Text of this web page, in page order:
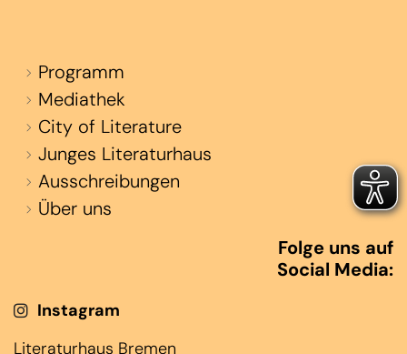
Programm
Mediathek
City of Literature
Junges Literaturhaus
Ausschreibungen
Über uns
Folge uns auf
Social Media:
Instagram
Literaturhaus Bremen